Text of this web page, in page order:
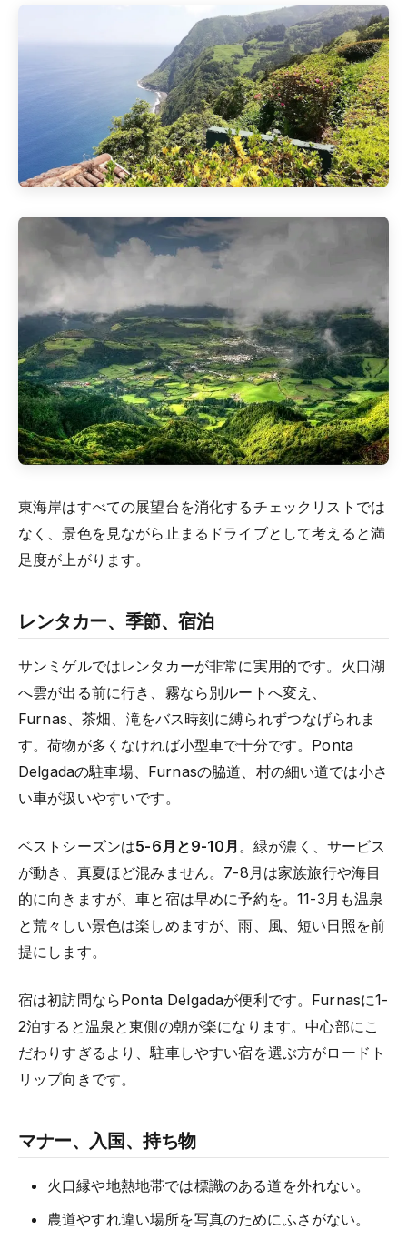
東海岸はすべての展望台を消化するチェックリストでは
なく、景色を見ながら止まるドライブとして考えると満
足度が上がります。
レンタカー、季節、宿泊
サンミゲルではレンタカーが非常に実用的です。火口湖
へ雲が出る前に行き、霧なら別ルートへ変え、
Furnas、茶畑、滝をバス時刻に縛られずつなげられま
す。荷物が多くなければ小型車で十分です。Ponta
Delgadaの駐車場、Furnasの脇道、村の細い道では小さ
い車が扱いやすいです。
ベストシーズンは5-6月と9-10月 。緑が濃く、サービス
が動き、真夏ほど混みません。7-8月は家族旅行や海目
的に向きますが、車と宿は早めに予約を。11-3月も温泉
と荒々しい景色は楽しめますが、雨、風、短い日照を前
提にします。
宿は初訪問ならPonta Delgadaが便利です。Furnasに1-
2泊すると温泉と東側の朝が楽になります。中心部にこ
だわりすぎるより、駐車しやすい宿を選ぶ方がロードト
リップ向きです。
マナー、入国、持ち物
火口縁や地熱地帯では標識のある道を外れない。
農道やすれ違い場所を写真のためにふさがない。